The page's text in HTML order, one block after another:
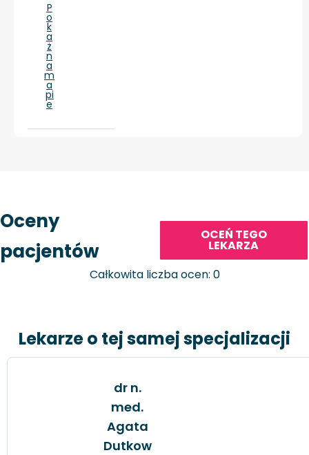
P
o
k
a
ż
n
a
m
a
pi
e
Oceny
pacjentów
OCEŃ TEGO
LEKARZA
Całkowita liczba ocen: 0
Lekarze o tej samej specjalizacji
dr n.
med.
Agata
Dutkow